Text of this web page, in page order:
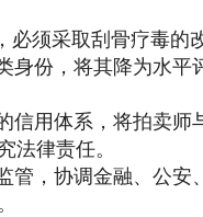
必须采取刮骨疗毒的
身份，将其降为水平
信用体系，将拍卖师
法律责任。
管，协调金融、公